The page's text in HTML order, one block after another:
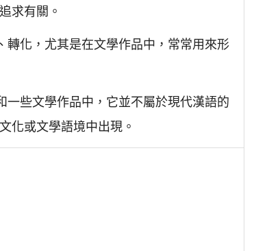
求有關。
轉化，尤其是在文學作品中，常常用來形
些文學作品中，它並不屬於現代漢語的
化或文學語境中出現。